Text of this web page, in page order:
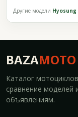
Другие модели Hyosung
BAZAMOTO
Каталог
сравнение моделей
объявлениям.